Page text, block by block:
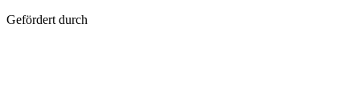
Gefördert durch